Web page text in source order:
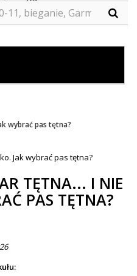
wybrać pas tętna?
TĘTNA... I NIE
PAS TĘTNA?